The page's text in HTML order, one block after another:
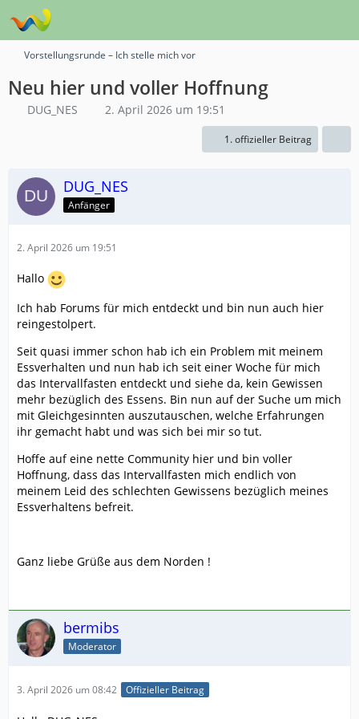
Vorstellungsrunde – Ich stelle mich vor
Neu hier und voller Hoffnung
DUG_NES 2. April 2026 um 19:51
1. offizieller Beitrag
DUG_NES
Anfänger
2. April 2026 um 19:51
Hallo
Ich hab Forums für mich entdeckt und bin nun auch hier
reingestolpert.
Seit quasi immer schon hab ich ein Problem mit meinem
Essverhalten und nun hab ich seit einer Woche für mich
das Intervallfasten entdeckt und siehe da, kein Gewissen
mehr bezüglich des Essens. Bin nun auf der Suche um mich
mit Gleichgesinnten auszutauschen, welche Erfahrungen
ihr gemacht habt und was sich bei mir so tut.
Hoffe auf eine nette Community hier und bin voller
Hoffnung, dass das Intervallfasten mich endlich von
meinem Leid des schlechten Gewissens bezüglich meines
Essverhaltens befreit.
Ganz liebe Grüße aus dem Norden !
bermibs
Moderator
3. April 2026 um 08:42 Offizieller Beitrag